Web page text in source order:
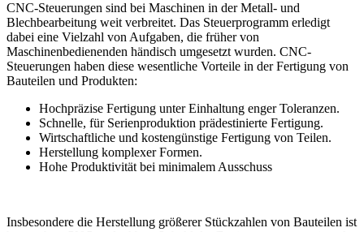
CNC-Steuerungen sind bei Maschinen in der Metall- und
Blechbearbeitung weit verbreitet. Das Steuerprogramm erledigt
dabei eine Vielzahl von Aufgaben, die früher von
Maschinenbedienenden händisch umgesetzt wurden. CNC-
Steuerungen haben diese wesentliche Vorteile in der Fertigung von
Bauteilen und Produkten:
Hochpräzise Fertigung unter Einhaltung enger Toleranzen.
Schnelle, für Serienproduktion prädestinierte Fertigung.
Wirtschaftliche und kostengünstige Fertigung von Teilen.
Herstellung komplexer Formen.
Hohe Produktivität bei minimalem Ausschuss
Insbesondere die Herstellung größerer Stückzahlen von Bauteilen ist